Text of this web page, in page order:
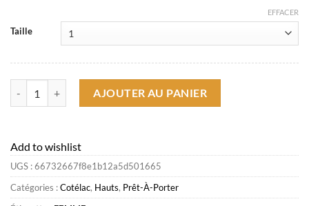
Taille
EFFACER
AJOUTER AU PANIER
Add to wishlist
UGS :66732667f8e1b12a5d501665
Catégories :Cotélac, Hauts, Prêt-À-Porter